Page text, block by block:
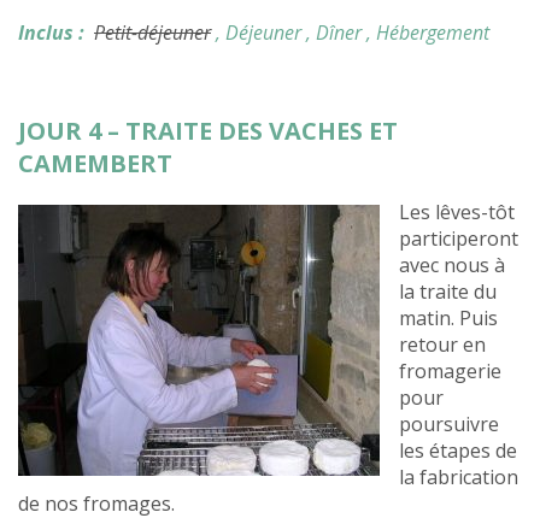
Inclus : Petit-déjeuner, Déjeuner, Dîner, Hébergement
JOUR 4 – TRAITE DES VACHES ET
CAMEMBERT
Les lêves-tôt
participeront
avec nous à
la traite du
matin. Puis
retour en
fromagerie
pour
poursuivre
les étapes de
la fabrication
de nos fromages.